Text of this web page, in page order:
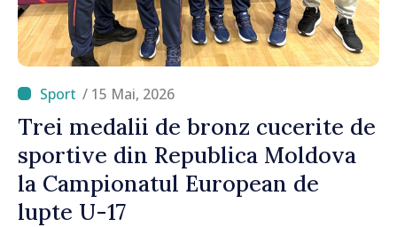
/ 15 Mai, 2026
Trei medalii de bronz cucerite de
sportive din Republica Moldova
la Campionatul European de
lupte U-17